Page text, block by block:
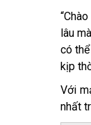
lâu
có
kịp
Với
nhất